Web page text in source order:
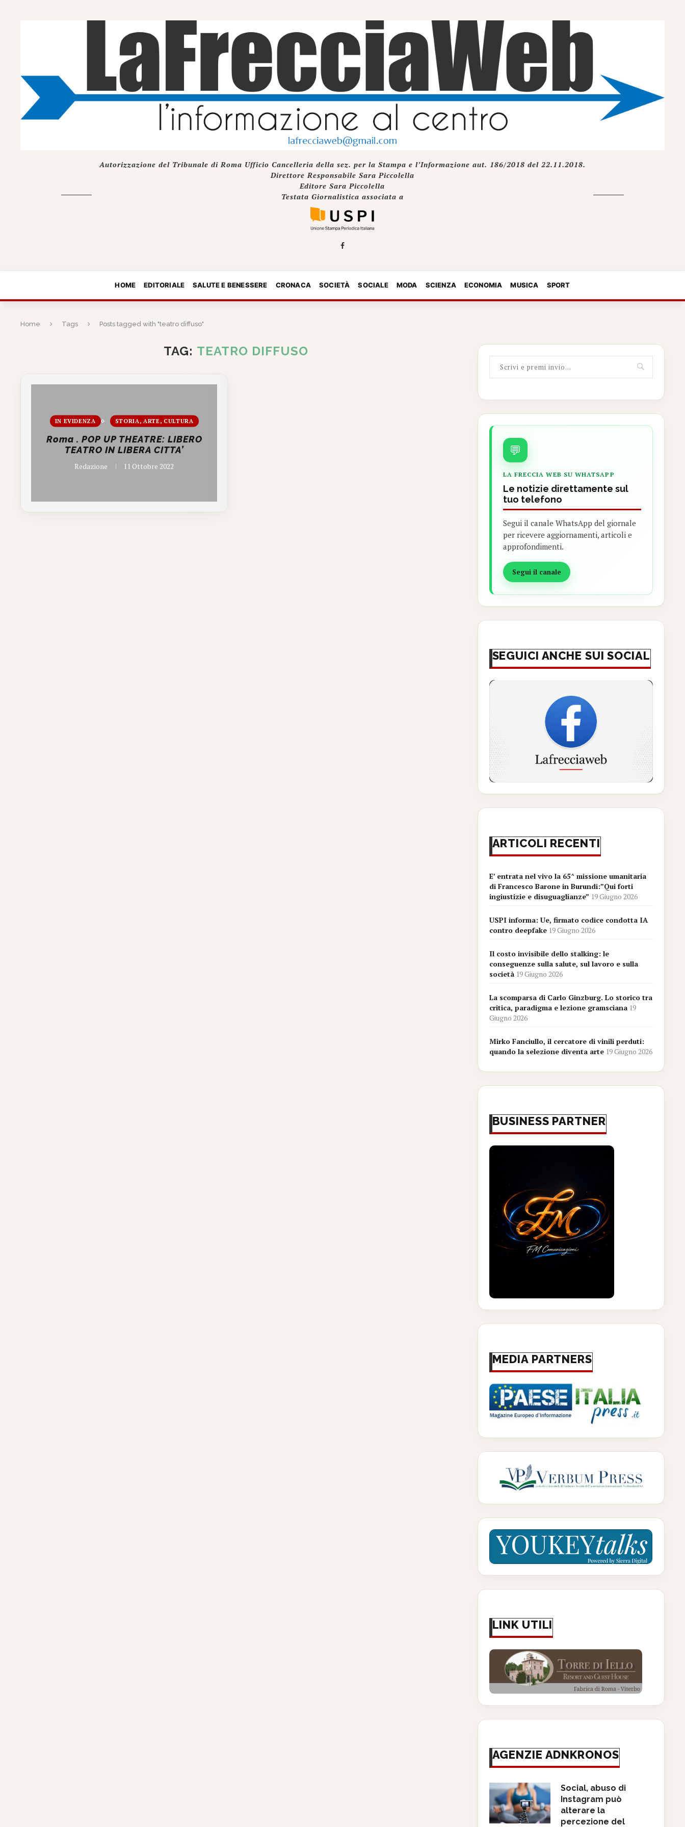
Autorizzazione del Tribunale di Roma Ufficio Cancelleria della sez. per la Stampa e l’Informazione aut. 186/2018 del 22.11.2018.
Direttore Responsabile Sara Piccolella
Editore Sara Piccolella
Testata Giornalistica associata a
HOME EDITORIALE SALUTE E BENESSERE CRONACA SOCIETÀ SOCIALE MODA SCIENZA ECONOMIA MUSICA SPORT
Home Tags Posts tagged with "teatro diffuso"
TAG: TEATRO DIFFUSO
IN EVIDENZA STORIA, ARTE, CULTURA
Roma . POP UP THEATRE: LIBERO
TEATRO IN LIBERA CITTA’
Redazione 11 Ottobre 2022
💬
LA FRECCIA WEB SU WHATSAPP
Le notizie direttamente sul
tuo telefono
Segui il canale WhatsApp del giornale
per ricevere aggiornamenti, articoli e
approfondimenti.
Segui il canale
SEGUICI ANCHE SUI SOCIAL
ARTICOLI RECENTI
E’ entrata nel vivo la 65^ missione umanitaria
di Francesco Barone in Burundi:”Qui forti
ingiustizie e disuguaglianze” 19 Giugno 2026
USPI informa: Ue, firmato codice condotta IA
contro deepfake 19 Giugno 2026
Il costo invisibile dello stalking: le
conseguenze sulla salute, sul lavoro e sulla
società 19 Giugno 2026
La scomparsa di Carlo Ginzburg. Lo storico tra
critica, paradigma e lezione gramsciana 19
Giugno 2026
Mirko Fanciullo, il cercatore di vinili perduti:
quando la selezione diventa arte 19 Giugno 2026
BUSINESS PARTNER
MEDIA PARTNERS
LINK UTILI
AGENZIE ADNKRONOS
Social, abuso di
Instagram può
alterare la
percezione del